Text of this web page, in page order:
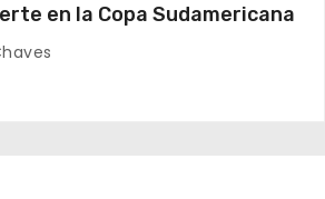
en la Copa Sudamericana